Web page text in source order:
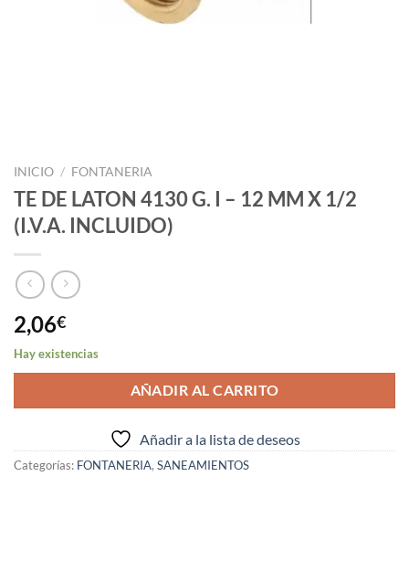
INICIO / FONTANERIA
TE DE LATON 4130 G. I – 12 MM X 1/2
(I.V.A. INCLUIDO)
2,06€
Hay existencias
AÑADIR AL CARRITO
Añadir a la lista de deseos
Categorías: FONTANERIA, SANEAMIENTOS